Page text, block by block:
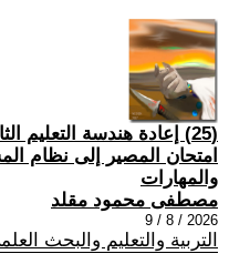
(25) إعادة هندسة
امتحان المصير إلى نظام
والمهارات
مصطفى محمود مقلد
2026 / 8 / 9
التربية والتعليم والبحث